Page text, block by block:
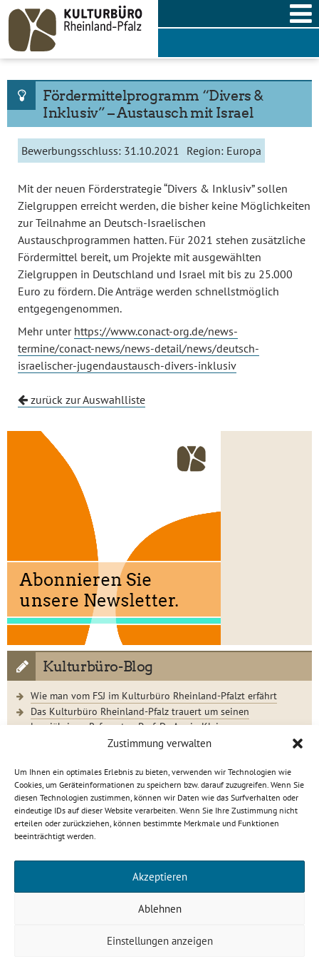
Zustimmung verwalten
Um Ihnen ein optimales Erlebnis zu bieten, verwenden wir Technologien wie
Cookies, um Geräteinformationen zu speichern bzw. darauf zuzugreifen. Wenn Sie
diesen Technologien zustimmen, können wir Daten wie das Surfverhalten oder
eindeutige IDs auf dieser Website verarbeiten. Wenn Sie Ihre Zustimmung nicht
erteilen oder zurückziehen, können bestimmte Merkmale und Funktionen
beeinträchtigt werden.
Akzeptieren
Ablehnen
Einstellungen anzeigen
Skip
content
Fördermittelprogramm “Divers &
Inklusiv” – Austausch mit Israel
Bewerbungsschluss: 31.10.2021 Region: Europa
Mit der neuen Förderstrategie “Divers & Inklusiv” sollen
Zielgruppen erreicht werden, die bisher keine Möglichkeiten
zur Teilnahme an Deutsch-Israelischen
Austauschprogrammen hatten. Für 2021 stehen zusätzliche
Fördermittel bereit, um Projekte mit ausgewählten
Zielgruppen in Deutschland und Israel mit bis zu 25.000
Euro zu fördern. Die Anträge werden schnellstmöglich
entgegengenommen.
Mehr unter https://www.conact-org.de/news-
termine/conact-news/news-detail/news/deutsch-
israelischer-jugendaustausch-divers-inklusiv
zurück zur Auswahlliste
Kulturbüro-Blog
Wie man vom FSJ im Kulturbüro Rheinland-Pfalzt erfährt
Das Kulturbüro Rheinland-Pfalz trauert um seinen
langjährigen Referenten Prof. Dr. Armin Klein
Der Jugendkunstschultag 2023 im Rückblick
Kulturbüro Rheinland-Pfalz · C.-S.-Schmidt-Str. 9 · 56112
Lahnstein
Datenschutzerklärung
gefördert von